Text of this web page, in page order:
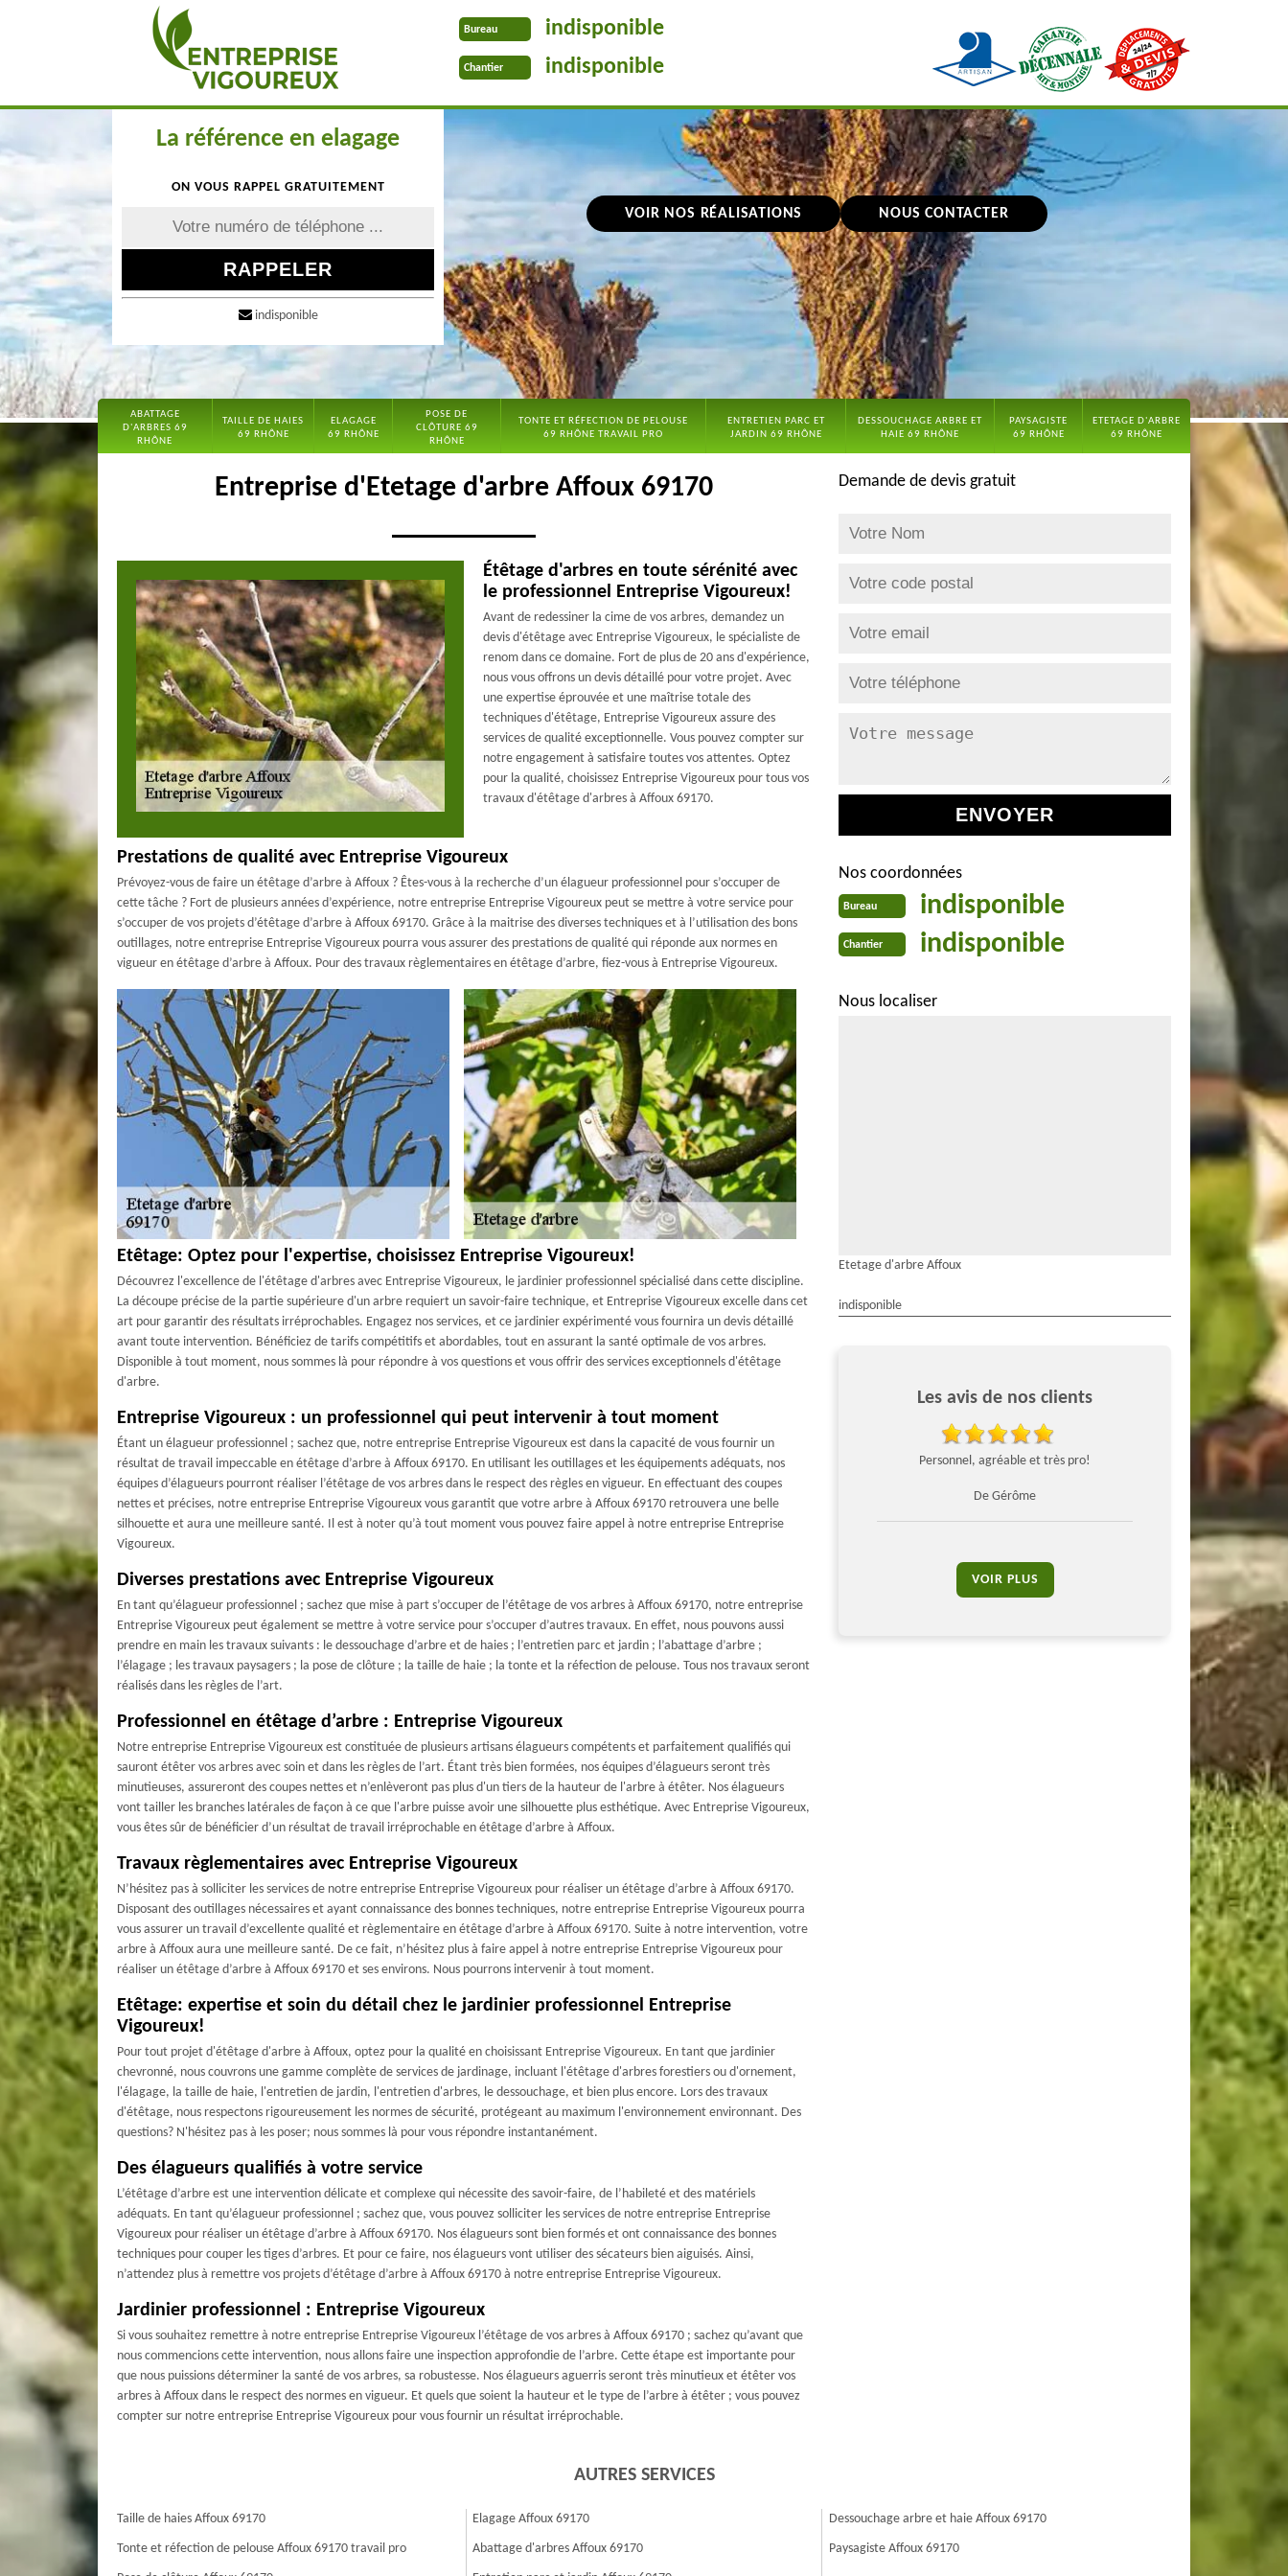
Bureau indisponible
Chantier indisponible
La référence en elagage
ON VOUS RAPPEL GRATUITEMENT
indisponible
VOIR NOS RÉALISATIONS NOUS CONTACTER
ABATTAGE
D'ARBRES 69
RHÔNE
TAILLE DE HAIES
69 RHÔNE
ELAGAGE
69 RHÔNE
POSE DE
CLÔTURE 69
RHÔNE
TONTE ET RÉFECTION DE PELOUSE
69 RHÔNE TRAVAIL PRO
ENTRETIEN PARC ET
JARDIN 69 RHÔNE
DESSOUCHAGE ARBRE ET
HAIE 69 RHÔNE
PAYSAGISTE
69 RHÔNE
ETETAGE D'ARBRE
69 RHÔNE
Entreprise d'Etetage d'arbre Affoux 69170
Étêtage d'arbres en toute sérénité avec
le professionnel Entreprise Vigoureux!
Avant de redessiner la cime de vos arbres, demandez un
devis d'étêtage avec Entreprise Vigoureux, le spécialiste de
renom dans ce domaine. Fort de plus de 20 ans d'expérience,
nous vous offrons un devis détaillé pour votre projet. Avec
une expertise éprouvée et une maîtrise totale des
techniques d'étêtage, Entreprise Vigoureux assure des
services de qualité exceptionnelle. Vous pouvez compter sur
notre engagement à satisfaire toutes vos attentes. Optez
pour la qualité, choisissez Entreprise Vigoureux pour tous vos
travaux d'étêtage d'arbres à Affoux 69170.
Prestations de qualité avec Entreprise Vigoureux
Prévoyez-vous de faire un étêtage d’arbre à Affoux ? Êtes-vous à la recherche d’un élagueur professionnel pour s’occuper de
cette tâche ? Fort de plusieurs années d’expérience, notre entreprise Entreprise Vigoureux peut se mettre à votre service pour
s’occuper de vos projets d’étêtage d’arbre à Affoux 69170. Grâce à la maitrise des diverses techniques et à l’utilisation des bons
outillages, notre entreprise Entreprise Vigoureux pourra vous assurer des prestations de qualité qui réponde aux normes en
vigueur en étêtage d’arbre à Affoux. Pour des travaux règlementaires en étêtage d’arbre, fiez-vous à Entreprise Vigoureux.
Etêtage: Optez pour l'expertise, choisissez Entreprise Vigoureux!
Découvrez l'excellence de l'étêtage d'arbres avec Entreprise Vigoureux, le jardinier professionnel spécialisé dans cette discipline.
La découpe précise de la partie supérieure d'un arbre requiert un savoir-faire technique, et Entreprise Vigoureux excelle dans cet
art pour garantir des résultats irréprochables. Engagez nos services, et ce jardinier expérimenté vous fournira un devis détaillé
avant toute intervention. Bénéficiez de tarifs compétitifs et abordables, tout en assurant la santé optimale de vos arbres.
Disponible à tout moment, nous sommes là pour répondre à vos questions et vous offrir des services exceptionnels d'étêtage
d'arbre.
Entreprise Vigoureux : un professionnel qui peut intervenir à tout moment
Étant un élagueur professionnel ; sachez que, notre entreprise Entreprise Vigoureux est dans la capacité de vous fournir un
résultat de travail impeccable en étêtage d’arbre à Affoux 69170. En utilisant les outillages et les équipements adéquats, nos
équipes d’élagueurs pourront réaliser l’étêtage de vos arbres dans le respect des règles en vigueur. En effectuant des coupes
nettes et précises, notre entreprise Entreprise Vigoureux vous garantit que votre arbre à Affoux 69170 retrouvera une belle
silhouette et aura une meilleure santé. Il est à noter qu’à tout moment vous pouvez faire appel à notre entreprise Entreprise
Vigoureux.
Diverses prestations avec Entreprise Vigoureux
En tant qu’élagueur professionnel ; sachez que mise à part s’occuper de l’étêtage de vos arbres à Affoux 69170, notre entreprise
Entreprise Vigoureux peut également se mettre à votre service pour s’occuper d’autres travaux. En effet, nous pouvons aussi
prendre en main les travaux suivants : le dessouchage d’arbre et de haies ; l’entretien parc et jardin ; l’abattage d’arbre ;
l’élagage ; les travaux paysagers ; la pose de clôture ; la taille de haie ; la tonte et la réfection de pelouse. Tous nos travaux seront
réalisés dans les règles de l’art.
Professionnel en étêtage d’arbre : Entreprise Vigoureux
Notre entreprise Entreprise Vigoureux est constituée de plusieurs artisans élagueurs compétents et parfaitement qualifiés qui
sauront étêter vos arbres avec soin et dans les règles de l’art. Étant très bien formées, nos équipes d’élagueurs seront très
minutieuses, assureront des coupes nettes et n’enlèveront pas plus d'un tiers de la hauteur de l'arbre à étêter. Nos élagueurs
vont tailler les branches latérales de façon à ce que l'arbre puisse avoir une silhouette plus esthétique. Avec Entreprise Vigoureux,
vous êtes sûr de bénéficier d’un résultat de travail irréprochable en étêtage d’arbre à Affoux.
Travaux règlementaires avec Entreprise Vigoureux
N’hésitez pas à solliciter les services de notre entreprise Entreprise Vigoureux pour réaliser un étêtage d’arbre à Affoux 69170.
Disposant des outillages nécessaires et ayant connaissance des bonnes techniques, notre entreprise Entreprise Vigoureux pourra
vous assurer un travail d’excellente qualité et règlementaire en étêtage d’arbre à Affoux 69170. Suite à notre intervention, votre
arbre à Affoux aura une meilleure santé. De ce fait, n’hésitez plus à faire appel à notre entreprise Entreprise Vigoureux pour
réaliser un étêtage d’arbre à Affoux 69170 et ses environs. Nous pourrons intervenir à tout moment.
Etêtage: expertise et soin du détail chez le jardinier professionnel Entreprise
Vigoureux!
Pour tout projet d'étêtage d'arbre à Affoux, optez pour la qualité en choisissant Entreprise Vigoureux. En tant que jardinier
chevronné, nous couvrons une gamme complète de services de jardinage, incluant l'étêtage d'arbres forestiers ou d'ornement,
l'élagage, la taille de haie, l'entretien de jardin, l'entretien d'arbres, le dessouchage, et bien plus encore. Lors des travaux
d'étêtage, nous respectons rigoureusement les normes de sécurité, protégeant au maximum l'environnement environnant. Des
questions? N'hésitez pas à les poser; nous sommes là pour vous répondre instantanément.
Des élagueurs qualifiés à votre service
L’étêtage d’arbre est une intervention délicate et complexe qui nécessite des savoir-faire, de l’habileté et des matériels
adéquats. En tant qu’élagueur professionnel ; sachez que, vous pouvez solliciter les services de notre entreprise Entreprise
Vigoureux pour réaliser un étêtage d’arbre à Affoux 69170. Nos élagueurs sont bien formés et ont connaissance des bonnes
techniques pour couper les tiges d’arbres. Et pour ce faire, nos élagueurs vont utiliser des sécateurs bien aiguisés. Ainsi,
n’attendez plus à remettre vos projets d’étêtage d’arbre à Affoux 69170 à notre entreprise Entreprise Vigoureux.
Jardinier professionnel : Entreprise Vigoureux
Si vous souhaitez remettre à notre entreprise Entreprise Vigoureux l’étêtage de vos arbres à Affoux 69170 ; sachez qu’avant que
nous commencions cette intervention, nous allons faire une inspection approfondie de l’arbre. Cette étape est importante pour
que nous puissions déterminer la santé de vos arbres, sa robustesse. Nos élagueurs aguerris seront très minutieux et étêter vos
arbres à Affoux dans le respect des normes en vigueur. Et quels que soient la hauteur et le type de l’arbre à étêter ; vous pouvez
compter sur notre entreprise Entreprise Vigoureux pour vous fournir un résultat irréprochable.
Demande de devis gratuit
Nos coordonnées
Bureau indisponible
Chantier indisponible
Nous localiser
Etetage d'arbre Affoux
indisponible
Les avis de nos clients
Travaille professionnel, je ferai rappel à leur
service !
De José
Prestation de qualité,rapide et très soignée
De Mr Alain
Personnel, agréable et très pro!
De Gérôme
Très bon travail ,très
De Shadé
VOIR PLUS
AUTRES SERVICES
Taille de haies Affoux 69170
Tonte et réfection de pelouse Affoux 69170 travail pro
Elagage Affoux 69170
Abattage d'arbres Affoux 69170
Dessouchage arbre et haie Affoux 69170
Paysagiste Affoux 69170